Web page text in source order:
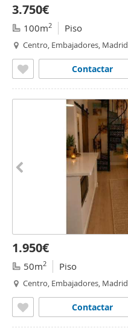
3.750€
100m2 Piso
Centro, Embajadores, Madrid
Contactar
1.950€
50m2 Piso
Centro, Embajadores, Madrid
Contactar